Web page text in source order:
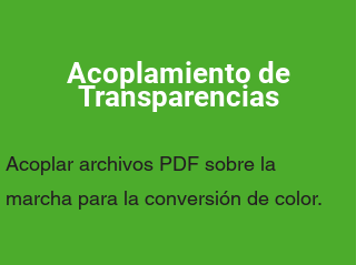
Acoplamiento de
Transparencias
Acoplar archivos PDF sobre la
marcha para la conversión de color.